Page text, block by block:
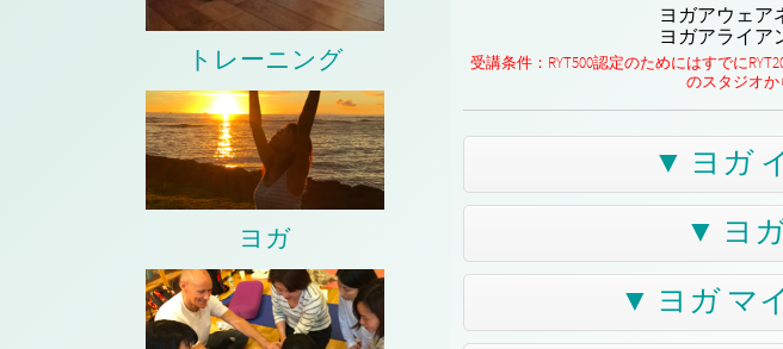
ヨガアウェア
ヨガアライア
受講条件：RYT500認定のためにはすでに
のスタジオか
▼ ヨガ
▼ ヨ
▼ ヨガ マ
トレーニング
ヨガ